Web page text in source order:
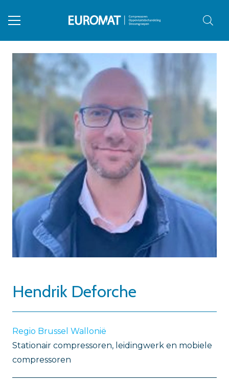
Hendrik Deforche
Regio Brussel Wallonië
Stationair compressoren, leidingwerk en mobiele
compressoren